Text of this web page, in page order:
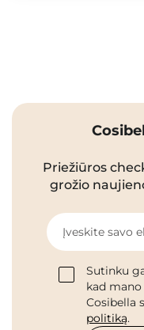
Priežiūros
grožio
Įveskite savo
Sutinku
kad
Cosibella
politiką.